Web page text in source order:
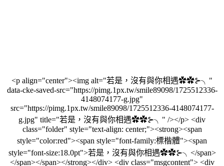
<p align="center"><img alt="若是，沒有與你相遇✿✿⊱╮"
data-cke-saved-src="https://pimg.1px.tw/smile89098/1725512336-
4148074177-g.jpg"
src="https://pimg.1px.tw/smile89098/1725512336-4148074177-
g.jpg" title="若是，沒有與你相遇✿✿⊱╮" /></p> <div
class="folder" style="text-align: center;"><strong><span
style="color:red"><span style="font-family:標楷體"><span
style="font-size:18.0pt">若是，沒有與你相遇✿✿⊱╮</span>
</span></span></strong></div> <div class="msgcontent"> <div